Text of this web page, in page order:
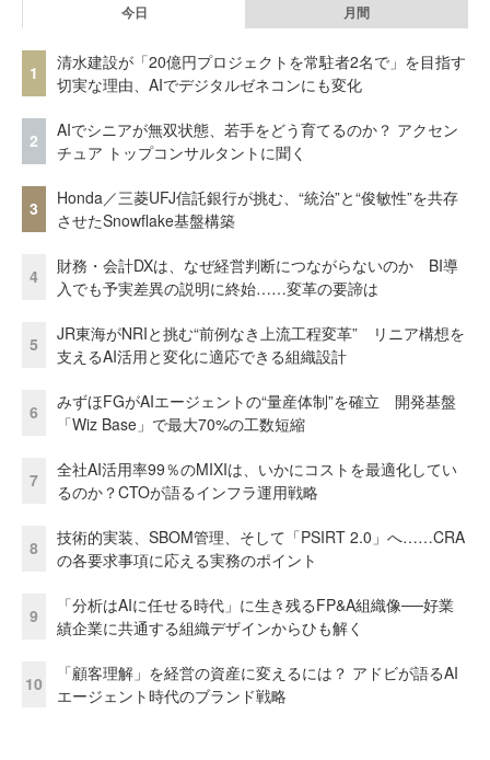
今日 月間
1
清水建設が「20億円プロジェクトを常駐者2名で」を目指す
切実な理由、AIでデジタルゼネコンにも変化
2
AIでシニアが無双状態、若手をどう育てるのか？ アクセン
チュア トップコンサルタントに聞く
3
Honda／三菱UFJ信託銀行が挑む、“統治”と“俊敏性”を共存
させたSnowflake基盤構築
4
財務・会計DXは、なぜ経営判断につながらないのか BI導
入でも予実差異の説明に終始……変革の要諦は
5
JR東海がNRIと挑む“前例なき上流工程変革” リニア構想を
支えるAI活用と変化に適応できる組織設計
6
みずほFGがAIエージェントの“量産体制”を確立 開発基盤
「Wiz Base」で最大70%の工数短縮
7
全社AI活用率99％のMIXIは、いかにコストを最適化してい
るのか？CTOが語るインフラ運用戦略
8
技術的実装、SBOM管理、そして「PSIRT 2.0」へ……CRA
の各要求事項に応える実務のポイント
9
「分析はAIに任せる時代」に生き残るFP&A組織像──好業
績企業に共通する組織デザインからひも解く
10
「顧客理解」を経営の資産に変えるには？ アドビが語るAI
エージェント時代のブランド戦略